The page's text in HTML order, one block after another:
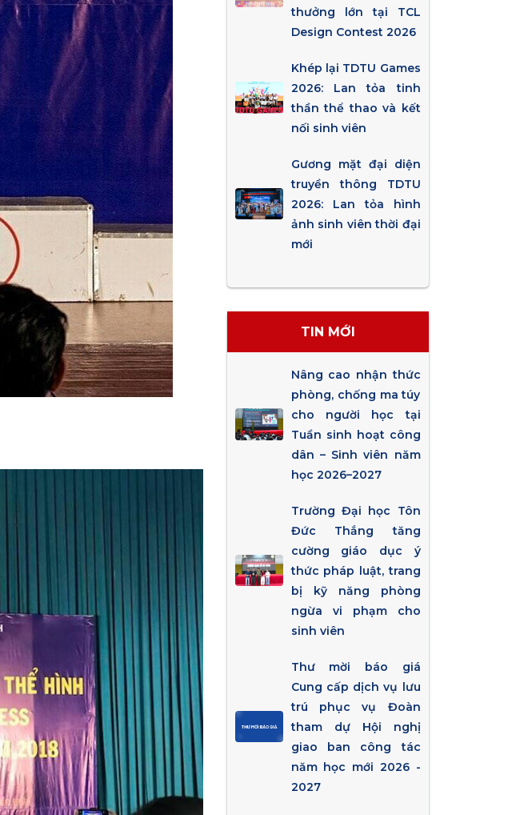
thưởng lớn tại TCL
Design Contest 2026
Khép lại TDTU Games
2026: Lan tỏa tinh
thần thể thao và kết
nối sinh viên
Gương mặt đại diện
truyền thông TDTU
2026: Lan tỏa hình
ảnh sinh viên thời đại
mới
TIN MỚI
Nâng cao nhận thức
phòng, chống ma túy
cho người học tại
Tuần sinh hoạt công
dân – Sinh viên năm
học 2026–2027
Trường Đại học Tôn
Đức Thắng tăng
cường giáo dục ý
thức pháp luật, trang
bị kỹ năng phòng
ngừa vi phạm cho
sinh viên
Thư mời báo giá
Cung cấp dịch vụ lưu
trú phục vụ Đoàn
tham dự Hội nghị
giao ban công tác
năm học mới 2026 -
2027